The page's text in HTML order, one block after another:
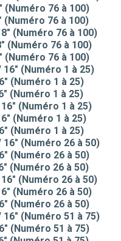
(Numéro 76 à 100)
76 à 100)
(Numéro 76 à 100)
(Numéro 76 à 100)
76 à 100)
(Numéro 1 à 25)
(Numéro 1 à 25)
(Numéro 1 à 25)
(Numéro 1 à 25)
(Numéro 1 à 25)
(Numéro 1 à 25)
(Numéro 26 à 50)
(Numéro 26 à 50)
(Numéro 26 à 50)
(Numéro 26 à 50)
(Numéro 26 à 50)
(Numéro 26 à 50)
(Numéro 51 à 75)
(Numéro 51 à 75)